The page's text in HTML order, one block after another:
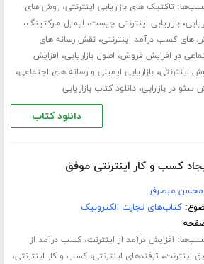
تاکتیک های بازاریابی اینترنتی،روش های
،بازاریابی اینترنتی چیست، ایمیل مارکتینگ،
های کسب درآمد اینترنتی،نقش رسانه های
در افزایش فروش، اصول بازاریابی، افزایش
اینترنتی،بازاریابی ایمیلی و رسانه های اجتماعی،
سئو در بازارابی،دانلود کتاب بازاریابی
دانلود کتاب
محسن مبصرفر
کتاب‌های تجارت الکترونیک
افزایش درآمد از اینترنت،کسب درآمد از
اینترنت، ترفندهای اینترنتی،کسب و کار اینترنتی،